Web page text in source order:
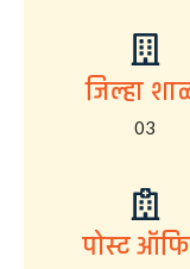
जिल्हा
03
पोस्ट